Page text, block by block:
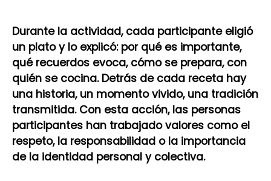
Durante la actividad, cada participante eligió
un plato y lo explicó: por qué es importante,
qué recuerdos evoca, cómo se prepara, con
quién se cocina. Detrás de cada receta hay
una historia, un momento vivido, una tradición
transmitida. Con esta acción, las personas
participantes han trabajado valores como el
respeto, la responsabilidad o la importancia
de la identidad personal y colectiva.